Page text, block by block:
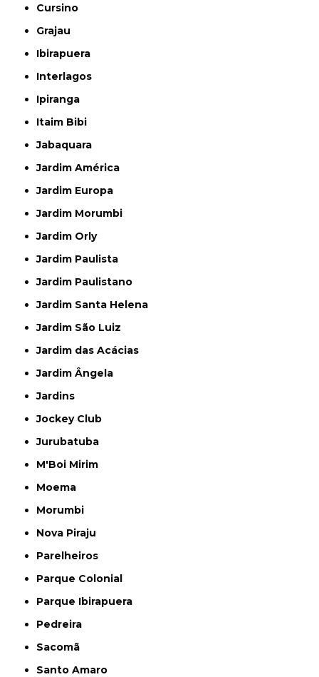
Cursino
Grajau
Ibirapuera
Interlagos
Ipiranga
Itaim Bibi
Jabaquara
Jardim América
Jardim Europa
Jardim Morumbi
Jardim Orly
Jardim Paulista
Jardim Paulistano
Jardim Santa Helena
Jardim São Luiz
Jardim das Acácias
Jardim Ângela
Jardins
Jockey Club
Jurubatuba
M'Boi Mirim
Moema
Morumbi
Nova Piraju
Parelheiros
Parque Colonial
Parque Ibirapuera
Pedreira
Sacomã
Santo Amaro